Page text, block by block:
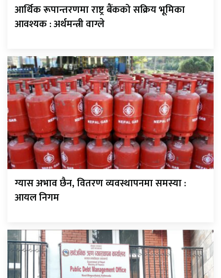
आर्थिक रूपान्तरणमा राष्ट्र बैंकको सक्रिय भूमिका
आवश्यक : अर्थमन्त्री वाग्ले
ग्यास अभाव छैन, वितरण व्यवस्थापनमा समस्या :
आयल निगम